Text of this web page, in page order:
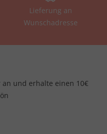
Lieferung an
Wunschadresse
und erhalte einen 10€